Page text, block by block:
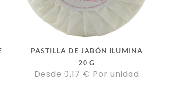
PASTILLA DE JABÓN ILUMINA
20 G
Desde 0,17 € Por unidad